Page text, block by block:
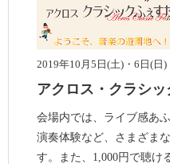
2019年10月5日(土)・6日(日)
アクロス・クラシッ
会場内では、ライブ感あ
演奏体験など、さまざま
す。また、1,000円で聴け